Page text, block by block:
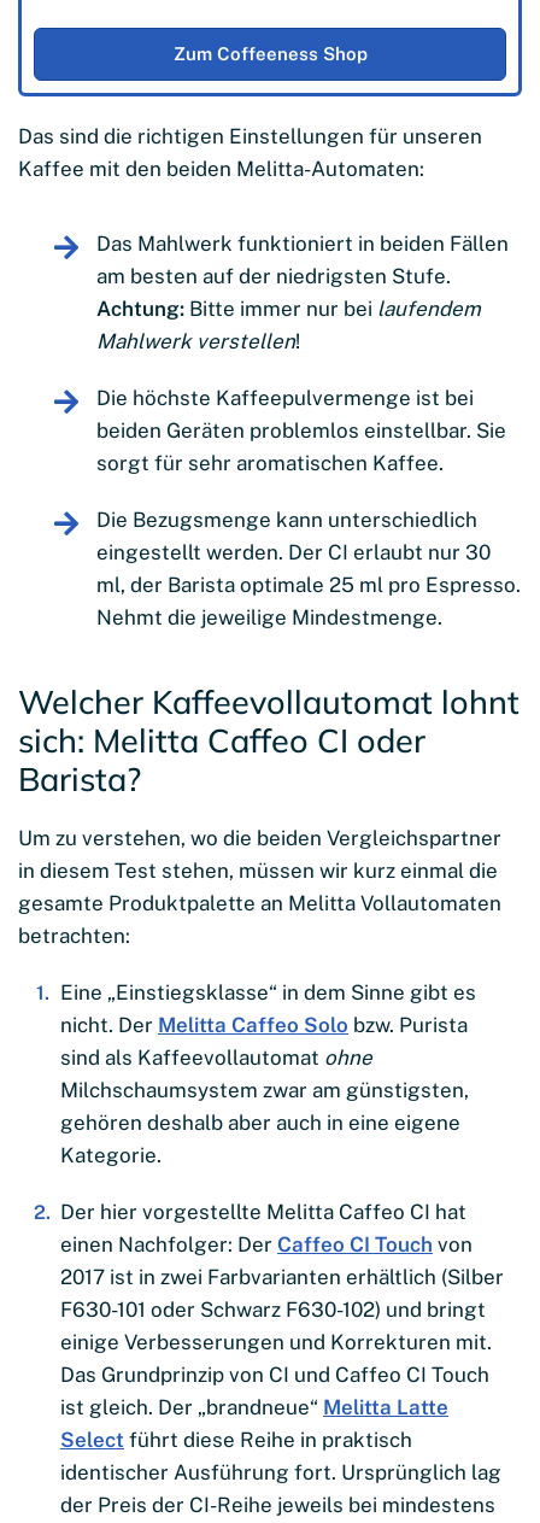
Zum Coffeeness Shop
Das sind die richtigen Einstellungen für unseren
Kaffee mit den beiden Melitta-Automaten:
Das Mahlwerk funktioniert in beiden Fällen
am besten auf der niedrigsten Stufe.
Achtung: Bitte immer nur bei laufendem
Mahlwerk verstellen!
Die höchste Kaffeepulvermenge ist bei
beiden Geräten problemlos einstellbar. Sie
sorgt für sehr aromatischen Kaffee.
Die Bezugsmenge kann unterschiedlich
eingestellt werden. Der CI erlaubt nur 30
ml, der Barista optimale 25 ml pro Espresso.
Nehmt die jeweilige Mindestmenge.
Welcher Kaffeevollautomat lohnt
sich: Melitta Caffeo CI oder
Barista?
Um zu verstehen, wo die beiden Vergleichspartner
in diesem Test stehen, müssen wir kurz einmal die
gesamte Produktpalette an Melitta Vollautomaten
betrachten:
Eine „Einstiegsklasse“ in dem Sinne gibt es
nicht. Der Melitta Caffeo Solo bzw. Purista
sind als Kaffeevollautomat ohne
Milchschaumsystem zwar am günstigsten,
gehören deshalb aber auch in eine eigene
Kategorie.
Der hier vorgestellte Melitta Caffeo CI hat
einen Nachfolger: Der Caffeo CI Touch von
2017 ist in zwei Farbvarianten erhältlich (Silber
F630-101 oder Schwarz F630-102) und bringt
einige Verbesserungen und Korrekturen mit.
Das Grundprinzip von CI und Caffeo CI Touch
ist gleich. Der „brandneue“ Melitta Latte
Select führt diese Reihe in praktisch
identischer Ausführung fort. Ursprünglich lag
der Preis der CI-Reihe jeweils bei mindestens